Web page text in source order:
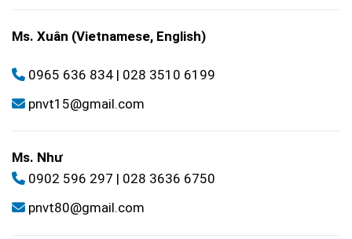
Ms. Xuân (Vietnamese, English)
0965 636 834 | 028 3510 6199
pnvt15@gmail.com
Ms. Như
0902 596 297 | 028 3636 6750
pnvt80@gmail.com